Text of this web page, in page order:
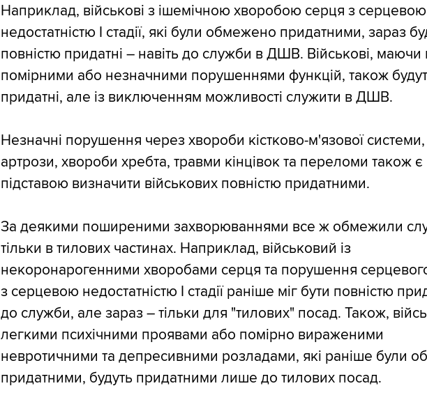
Наприклад, військові з ішемічною хворобою серця з серцевою
недостатністю I стадії, які були обмежено придатними, зараз
повністю придатні – навіть до служби в ДШВ. Військові, маючи
помірними або незначними порушеннями функцій, також
придатні, але із виключенням можливості служити в ДШВ.
Незначні порушення через хвороби кістково-м'язової системи,
артрози, хвороби хребта, травми кінцівок та переломи також є
підставою визначити військових повністю придатними.
За деякими поширеними захворюваннями все ж обмежили
тільки в тилових частинах. Наприклад, військовий із
некоронарогенними хворобами серця та порушення
з серцевою недостатністю I стадії раніше міг бути повністю
до служби, але зараз – тільки для "тилових" посад. Також,
легкими психічними проявами або помірно вираженими
невротичними та депресивними розладами, які раніше були
придатними, будуть придатними лише до тилових посад.